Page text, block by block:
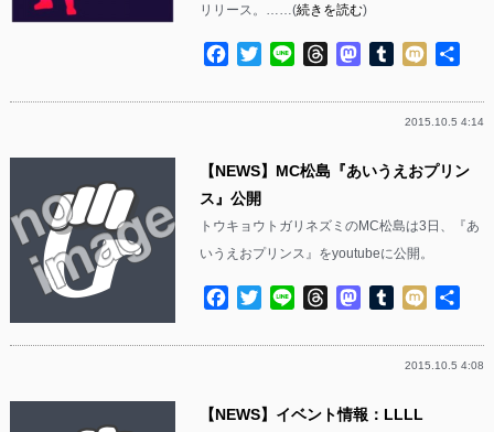
リリース。……(続きを読む)
Facebook
TwitterLine ThreadsMastodon
Tumblr
Mixi
2015.10.5 4:14
【NEWS】MC松島『あいうえおプリン
ス』公開
トウキョウトガリネズミのMC松島は3日、『あ
いうえおプリンス』をyoutubeに公開。
Facebook
TwitterLine ThreadsMastodon
Tumblr
Mixi
2015.10.5 4:08
【NEWS】イベント情報：LLLL